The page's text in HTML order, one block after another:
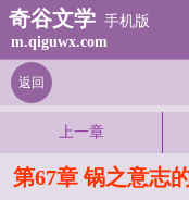
奇谷文学 手机版
m.qiguwx.com
返回
上一章
第67章 锅之意志